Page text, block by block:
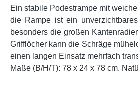
Ein stabile Podestrampe mit
die Rampe ist ein
besonders die großen
Grifflöcher kann die Schräge
einen langen Einsatz mehrfach
Maße (B/H/T): 78 x 24 x 78 cm.